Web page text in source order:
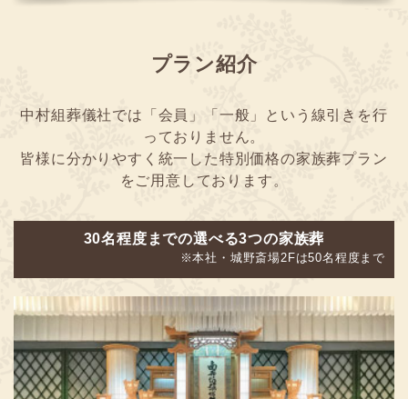
プラン紹介
中村組葬儀社では「会員」「一般」という線引きを行
っておりません。
皆様に分かりやすく統一した特別価格の家族葬プラン
をご用意しております。
30名程度までの選べる3つの家族葬
※本社・城野斎場2Fは50名程度まで